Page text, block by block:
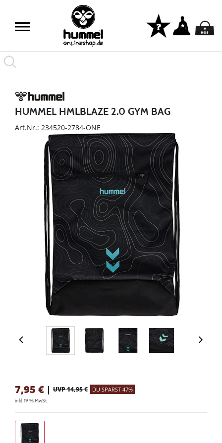
HUMMEL HMLBLAZE 2.0 GYM BAG
Art.Nr.: 234520-2784-ONE
7,95 € | UVP 14,95 € DU SPARST 47%
inkl. 19 % MwSt.